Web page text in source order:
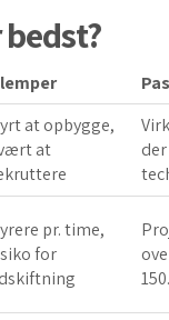
at opbygge,
at
pr. time,
for